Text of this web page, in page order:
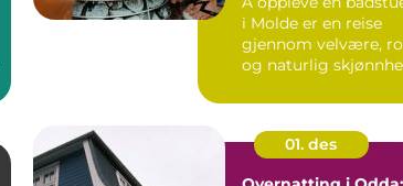
i Molde er en reise
gjennom velvære, ro
og naturlig
01. des